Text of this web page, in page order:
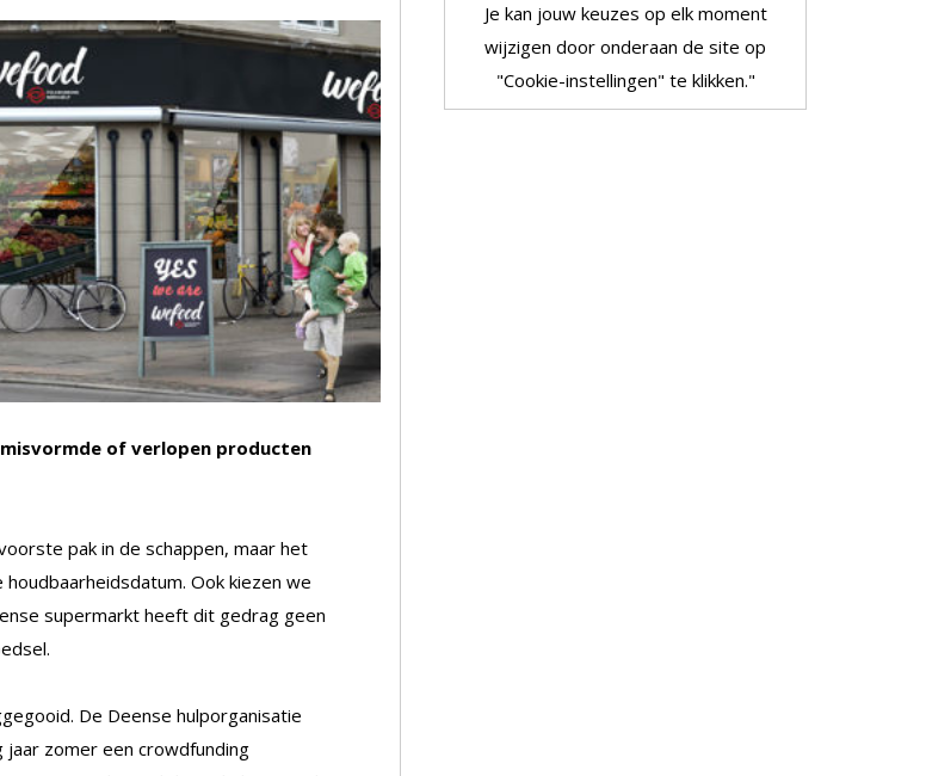
of verlopen producten
pak in de schappen, maar het
Ook kiezen we
supermarkt heeft dit gedrag geen
De Deense hulporganisatie
zomer een crowdfunding
Je kan jouw keuzes op elk moment
wijzigen door onderaan de site op
"Cookie-instellingen" te klikken."